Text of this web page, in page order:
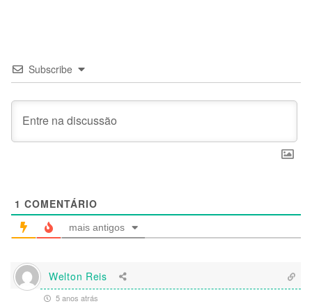
Subscribe
1 COMENTÁRIO
mais antigos
Welton Reis
5 anos atrás